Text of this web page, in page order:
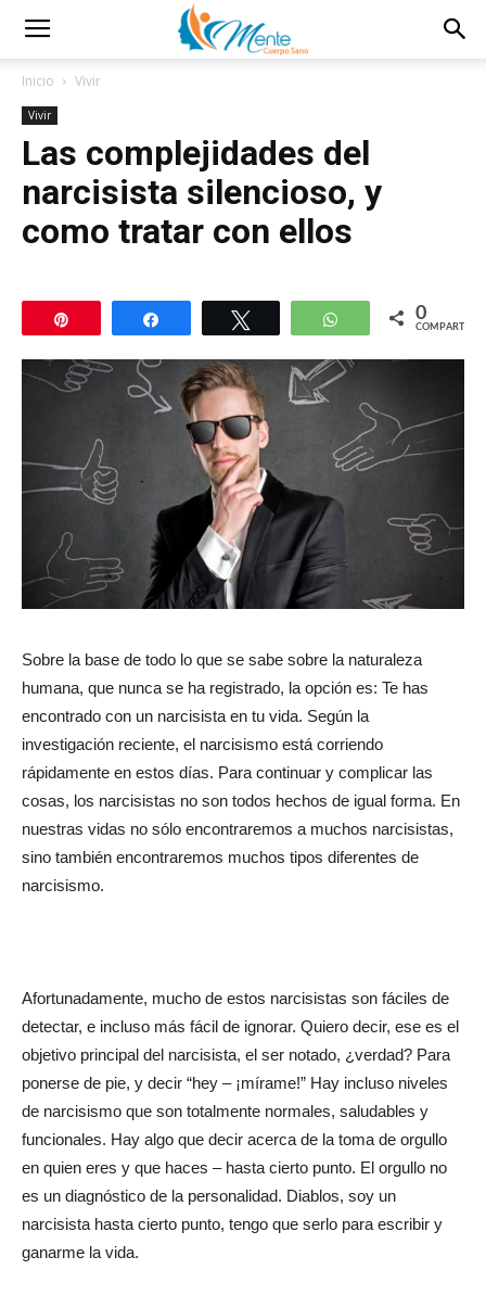
Inicio Vivir
Vivir
Las complejidades del
narcisista silencioso, y
como tratar con ellos
Compartir WhatsApp
0
COMPARTIR
Sobre la base de todo lo que se sabe sobre la naturaleza
humana, que nunca se ha registrado, la opción es: Te has
encontrado con un narcisista en tu vida. Según la
investigación reciente, el narcisismo está corriendo
rápidamente en estos días. Para continuar y complicar las
cosas, los narcisistas no son todos hechos de igual forma. En
nuestras vidas no sólo encontraremos a muchos narcisistas,
sino también encontraremos muchos tipos diferentes de
narcisismo.
Afortunadamente, mucho de estos narcisistas son fáciles de
detectar, e incluso más fácil de ignorar. Quiero decir, ese es el
objetivo principal del narcisista, el ser notado, ¿verdad? Para
ponerse de pie, y decir “hey – ¡mírame!” Hay incluso niveles
de narcisismo que son totalmente normales, saludables y
funcionales. Hay algo que decir acerca de la toma de orgullo
en quien eres y que haces – hasta cierto punto. El orgullo no
es un diagnóstico de la personalidad. Diablos, soy un
narcisista hasta cierto punto, tengo que serlo para escribir y
ganarme la vida.